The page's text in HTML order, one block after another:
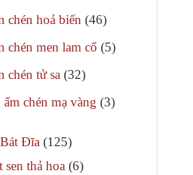
chén hoả biến 4646
phẩm
chén men lam cổ 55
chén tử sa 3232
phẩm
chén mạ vàng 33
Đĩa 125125
sản
sen thả hoa 66